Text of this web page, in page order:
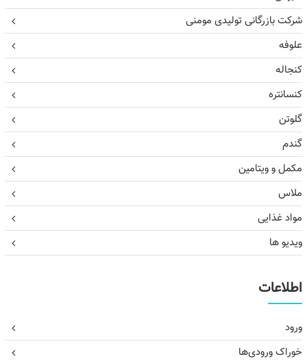
شرکت بازرگانی تولیدی مومنی
علوفه
کنجاله
کنسانتره
گلوتن
گندم
مکمل و ویتامین
ملاس
مواد غذایی
ویدیو ها
اطلاعات
ورود
خوراک ورودی‌ها